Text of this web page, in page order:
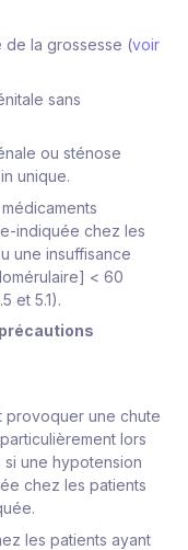
de la grossesse (voir
sans
ou sténose
unique.
indiquée chez les
une insuffisance
< 60
et 5.1).
provoquer une chute
lors
si une hypotension
chez les patients
les patients ayant